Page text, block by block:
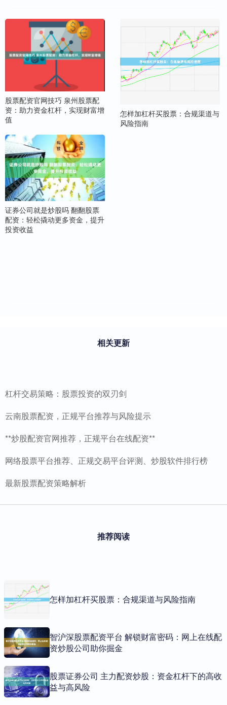
股票配资官网技巧 泉州股票配
资：助力资金杠杆，实现财富增
值
怎样加杠杆买股票：合规渠道与
风险指南
证券公司就是炒股吗 翻翻股票
配资：轻松撬动更多资金，提升
投资收益
相关更新
杠杆交易策略：股票投资的双刃剑
云南股票配资，正规平台推荐与风险提示
**炒股配资官网推荐，正规平台在线配资**
网络股票平台推荐、正规交易平台评测、炒股软件排行榜
最新股票配资策略解析
推荐阅读
怎样加杠杆买股票：合规渠道与风险指南
智沪深股票配资平台 解锁财富密码：网上在线配
资炒股公司助你掘金
股票证券公司 主力配资炒股：资金杠杆下的高收
益与高风险